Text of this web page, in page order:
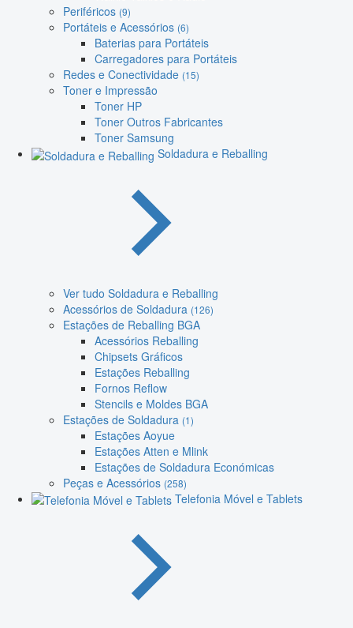
Periféricos (9)
Portáteis e Acessórios (6)
Baterias para Portáteis
Carregadores para Portáteis
Redes e Conectividade (15)
Toner e Impressão
Toner HP
Toner Outros Fabricantes
Toner Samsung
Soldadura e Reballing
Ver tudo Soldadura e Reballing
Acessórios de Soldadura (126)
Estações de Reballing BGA
Acessórios Reballing
Chipsets Gráficos
Estações Reballing
Fornos Reflow
Stencils e Moldes BGA
Estações de Soldadura (1)
Estações Aoyue
Estações Atten e Mlink
Estações de Soldadura Económicas
Peças e Acessórios (258)
Telefonia Móvel e Tablets